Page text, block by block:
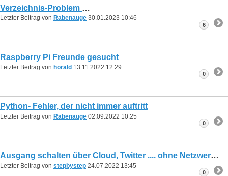
Verzeichnis-Problem
Letzter Beitrag von Rabenauge 30.01.2023 10:46
6
Raspberry Pi Freunde gesucht
Letzter Beitrag von horald 13.11.2022 12:29
0
Python- Fehler, der nicht immer auftritt
Letzter Beitrag von Rabenauge 02.09.2022 10:25
0
Ausgang schalten über Cloud, Twitter .... ohne Netzwerkrisiko
Letzter Beitrag von stepbystep 24.07.2022 13:45
0